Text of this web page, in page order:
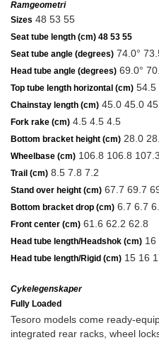
Ramgeometri
Sizes 48 53 55
Seat tube length (cm) 48 53 55
Seat tube angle (degrees) 74.0°
Head tube angle (degrees) 69.0°
Top tube length horizontal (cm) 54.5
Chainstay length (cm) 45.0 45.0
Fork rake (cm) 4.5 4.5 4.5
Bottom bracket height (cm) 28.0
Wheelbase (cm) 106.8 106.8 107.3
Trail (cm) 8.5 7.8 7.2
Stand over height (cm) 67.7 69.7
Bottom bracket drop (cm) 6.7 6.7
Front center (cm) 61.6 62.2 62.8
Head tube length/Headshok (cm) 16
Head tube length/Rigid (cm) 15 16
Cykelegenskaper
Fully Loaded
Tesoro models come ready-
integrated rear racks, wheel